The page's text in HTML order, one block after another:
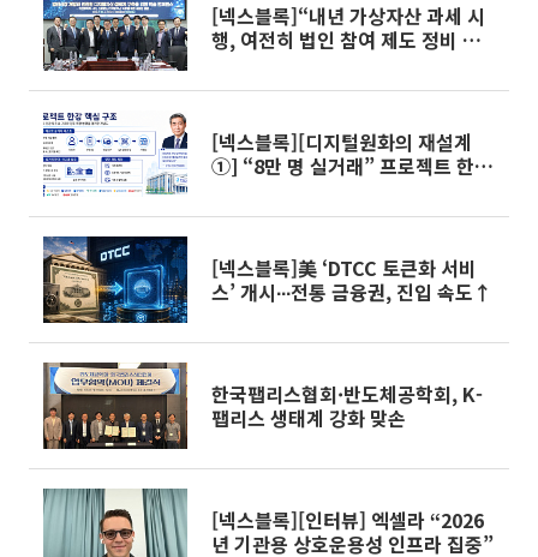
[넥스블록]“내년 가상자산 과세 시
행, 여전히 법인 참여 제도 정비 미
[넥스블록][디지털원화의 재설계
①] “8만 명 실거래” 프로젝트 한
[넥스블록]美 ‘DTCC 토큰화 서비
스’ 개시∙∙∙전통 금융권, 진입 속도↑
한국팹리스협회·반도체공학회, K-
팹리스 생태계 강화 맞손
[넥스블록][인터뷰] 엑셀라 “2026
년 기관용 상호운용성 인프라 집중”